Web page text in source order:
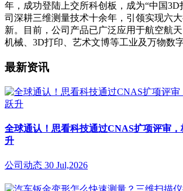
年，成功登陆上交所科创板，成为“中国3D
司深耕三维测量技术十余年，引领实现六
新。目前，公司产品已广泛应用于航空航
机械、3D打印、艺术文博等工业及万物数字
最新资讯
全球通认！思看科技通过CNAS扩项评审
升
公司动态 30 Jul,2026